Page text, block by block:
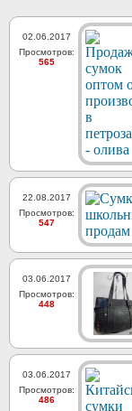
02.06.2017
Просмотров:
565
22.08.2017
Просмотров:
547
03.06.2017
Просмотров:
448
03.06.2017
Просмотров:
486